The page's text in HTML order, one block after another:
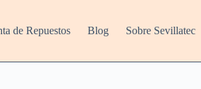
de Repuestos Blog Sobre Sevillatec